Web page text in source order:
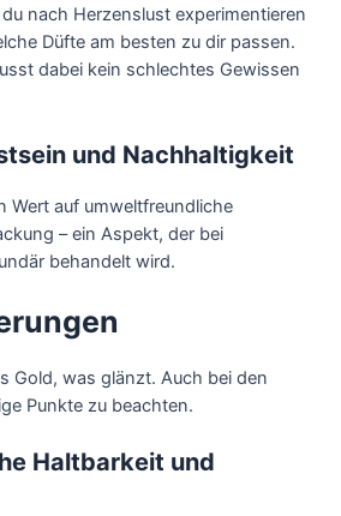
nach Herzenslust experimentieren
Düfte am besten zu dir passen.
dabei kein schlechtes Gewissen
und Nachhaltigkeit
Wert auf umweltfreundliche
– ein Aspekt, der bei
behandelt wird.
Gold, was glänzt. Auch bei den
Punkte zu beachten.
Haltbarkeit und